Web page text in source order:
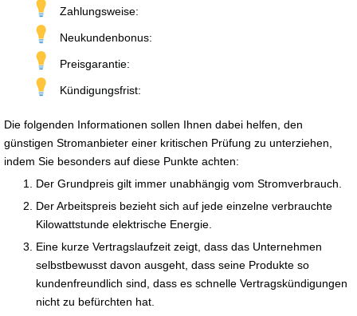
Zahlungsweise:
Neukundenbonus:
Preisgarantie:
Kündigungsfrist:
Die folgenden Informationen sollen Ihnen dabei helfen, den
günstigen Stromanbieter einer kritischen Prüfung zu unterziehen,
indem Sie besonders auf diese Punkte achten:
Der Grundpreis gilt immer unabhängig vom Stromverbrauch.
Der Arbeitspreis bezieht sich auf jede einzelne verbrauchte
Kilowattstunde elektrische Energie.
Eine kurze Vertragslaufzeit zeigt, dass das Unternehmen
selbstbewusst davon ausgeht, dass seine Produkte so
kundenfreundlich sind, dass es schnelle Vertragskündigungen
nicht zu befürchten hat.